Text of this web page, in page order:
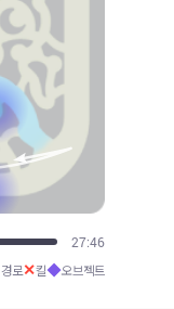
30:45
경로✕킬◆오브젝트